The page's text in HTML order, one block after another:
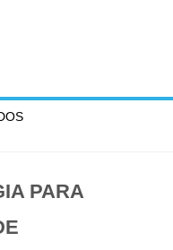
PARA